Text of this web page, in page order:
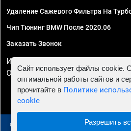
Удаление Сажевого Фильтра На
Чип Тюнинг BMW После 2020.06
Заказать Звонок
ИП Смирнов Георгий Павлович.
ОГРНИП 324470400032610
© 2010 - 2026 Чип тюнинг в
Сайт использует файлы cookie.
оптимальной работы сайтов и
прочитайте в Политике
cookie
Разрешить